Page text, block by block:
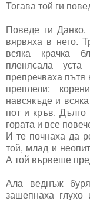
Тогава той ги
Поведе ги Данко.
вярвяха в него.
всяка крачка
пленясала
препречваха пътя
преплели;
навсякъде и
пот и кръв. Дълго
гората и все
И те почнаха да
той, млад и
А той вървеше
Ала веднъж
зашепнаха глухо